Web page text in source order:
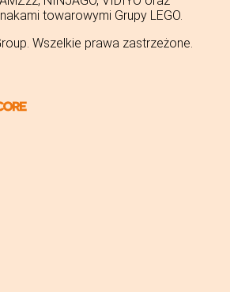
towarowymi Grupy LEGO.
Wszelkie prawa zastrzeżone.